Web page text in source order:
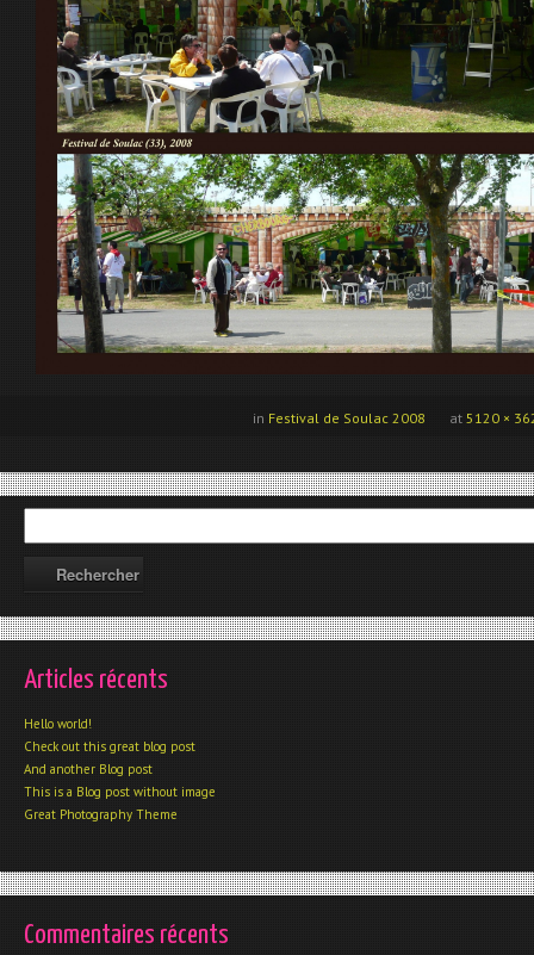
at 5120 ×
in Festival de Soulac 2008
Articles récents
Hello world!
Check out this great blog post
And another Blog post
This is a Blog post without image
Great Photography Theme
Commentaires récents